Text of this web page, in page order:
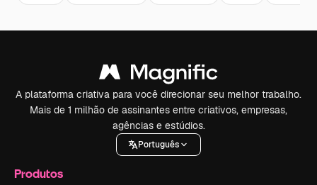
A plataforma criativa para você direcionar seu melhor trabalho.
Mais de 1 milhão de assinantes entre criativos, empresas,
agências e estúdios.
Português
Produtos